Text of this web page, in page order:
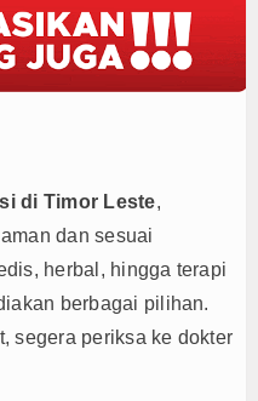
di Timor Leste,
dan sesuai
herbal, hingga terapi
berbagai pilihan.
segera periksa ke dokter